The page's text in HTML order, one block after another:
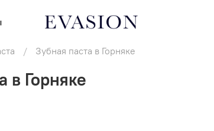
Зубная паста в Горняке
в Горняке